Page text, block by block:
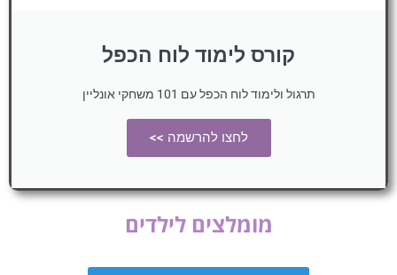
קורס לימוד לוח הכפל
תרגול ולימוד לוח הכפל עם 101 משחקי אונליין
לחצו להרשמה >>
מומלצים לילדים